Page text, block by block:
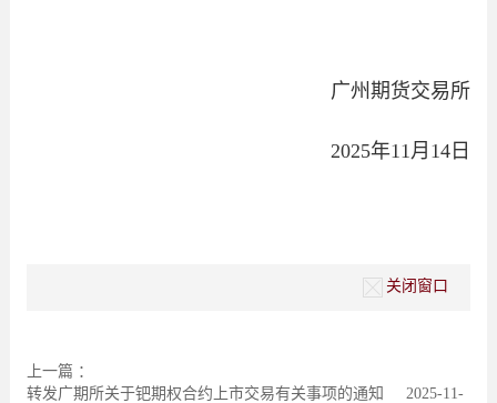
广州期货交易所
2025年11月14日
关闭窗口
上一篇 ：
转发广期所关于钯期权合约上市交易有关事项的通知
2025-11-